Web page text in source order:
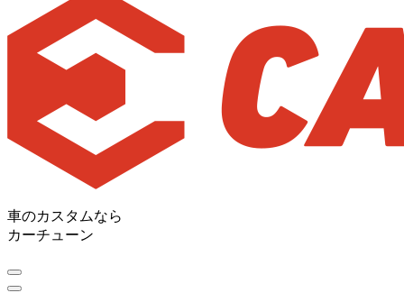
車のカスタムなら
カーチューン